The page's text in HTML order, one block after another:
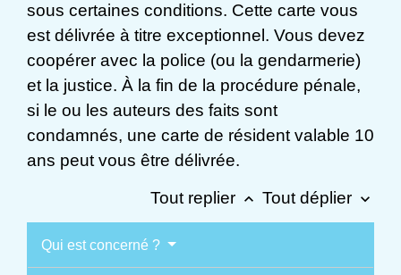
sous certaines conditions. Cette carte vous
est délivrée à titre exceptionnel. Vous devez
coopérer avec la police (ou la gendarmerie)
et la justice. À la fin de la procédure pénale,
si le ou les auteurs des faits sont
condamnés, une carte de résident valable 10
ans peut vous être délivrée.
Tout replier keyboard_arrow_up Tout déplier keyboard_arrow_down
Qui est concerné ?